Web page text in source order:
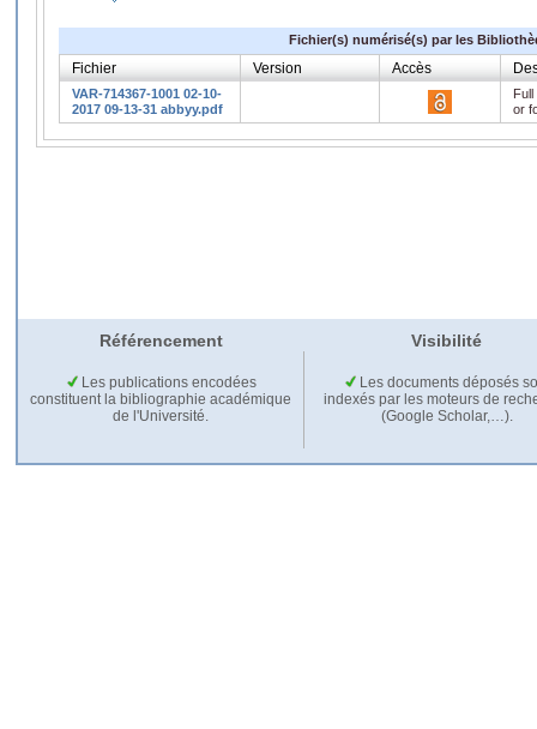
Fichier(s) numérisé(s) par les
Fichier Version Accès
VAR-714367-1001 02-10-
2017 09-13-31 abbyy.pdf
or
Référencement Visibilité
Les publications encodées
constituent la bibliographie académique
de l'Université.
Les documents déposés
indexés par les moteurs de
(Google Scholar,…).